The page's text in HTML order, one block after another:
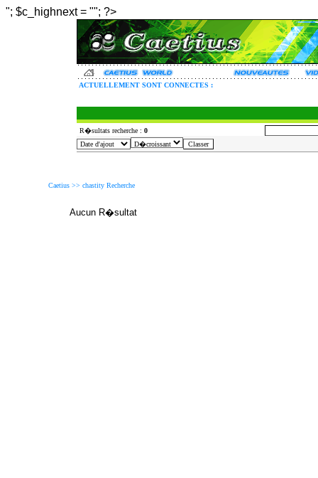
"; $c_highnext = ""; ?>
ACTUELLEMENT SONT CONNECTES :
R�sultats recherche : 0
Caetius >> chastity Recherche
Aucun R�sultat